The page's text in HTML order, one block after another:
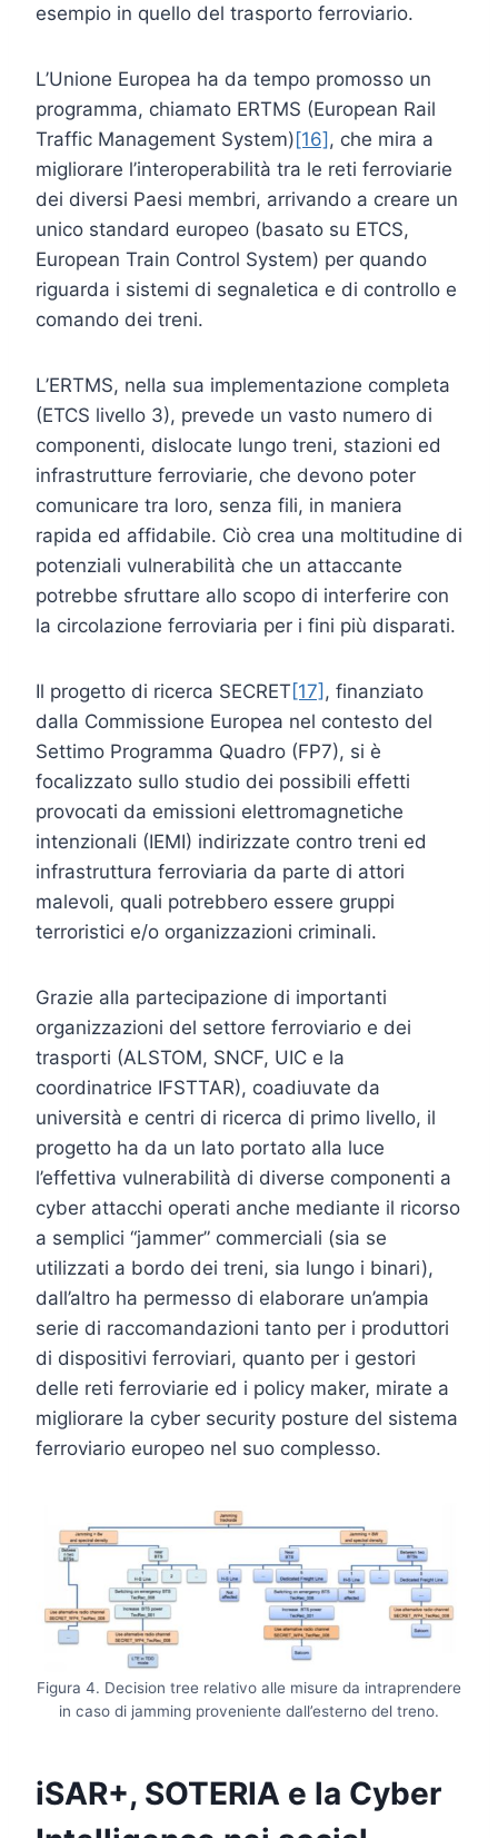
esempio in quello del trasporto ferroviario.
L’Unione Europea ha da tempo promosso un
programma, chiamato ERTMS (European Rail
Traffic Management System)[16], che mira a
migliorare l’interoperabilità tra le reti ferroviarie
dei diversi Paesi membri, arrivando a creare un
unico standard europeo (basato su ETCS,
European Train Control System) per quando
riguarda i sistemi di segnaletica e di controllo e
comando dei treni.
L’ERTMS, nella sua implementazione completa
(ETCS livello 3), prevede un vasto numero di
componenti, dislocate lungo treni, stazioni ed
infrastrutture ferroviarie, che devono poter
comunicare tra loro, senza fili, in maniera
rapida ed affidabile. Ciò crea una moltitudine di
potenziali vulnerabilità che un attaccante
potrebbe sfruttare allo scopo di interferire con
la circolazione ferroviaria per i fini più disparati.
Il progetto di ricerca SECRET [17] , finanziato
dalla Commissione Europea nel contesto del
Settimo Programma Quadro (FP7), si è
focalizzato sullo studio dei possibili effetti
provocati da emissioni elettromagnetiche
intenzionali (IEMI) indirizzate contro treni ed
infrastruttura ferroviaria da parte di attori
malevoli, quali potrebbero essere gruppi
terroristici e/o organizzazioni criminali.
Grazie alla partecipazione di importanti
organizzazioni del settore ferroviario e dei
trasporti (ALSTOM, SNCF, UIC e la
coordinatrice IFSTTAR), coadiuvate da
università e centri di ricerca di primo livello, il
progetto ha da un lato portato alla luce
l’effettiva vulnerabilità di diverse componenti a
cyber attacchi operati anche mediante il ricorso
a semplici “jammer” commerciali (sia se
utilizzati a bordo dei treni, sia lungo i binari),
dall’altro ha permesso di elaborare un’ampia
serie di raccomandazioni tanto per i produttori
di dispositivi ferroviari, quanto per i gestori
delle reti ferroviarie ed i policy maker, mirate a
migliorare la cyber security posture del sistema
ferroviario europeo nel suo complesso.
Figura 4. Decision tree relativo alle misure da intraprendere
in caso di jamming proveniente dall’esterno del treno.
iSAR+, SOTERIA e la Cyber